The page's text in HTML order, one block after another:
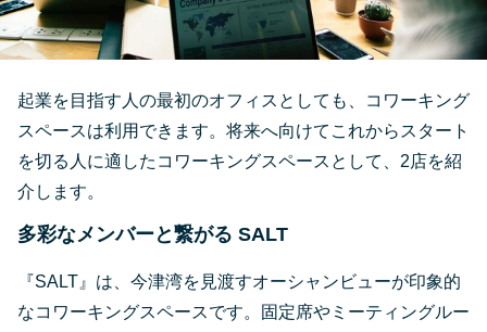
起業を目指す人の最初のオフィスとしても、コワーキング
スペースは利用できます。将来へ向けてこれからスタート
を切る人に適したコワーキングスペースとして、2店を紹
介します。
多彩なメンバーと繋がる SALT
『SALT』は、今津湾を見渡すオーシャンビューが印象的
なコワーキングスペースです。固定席やミーティングルー